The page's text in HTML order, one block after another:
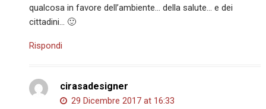
qualcosa in favore dell’ambiente… della salute… e dei
cittadini… 🙂
Rispondi
cirasadesigner
29 Dicembre 2017 at 16:33